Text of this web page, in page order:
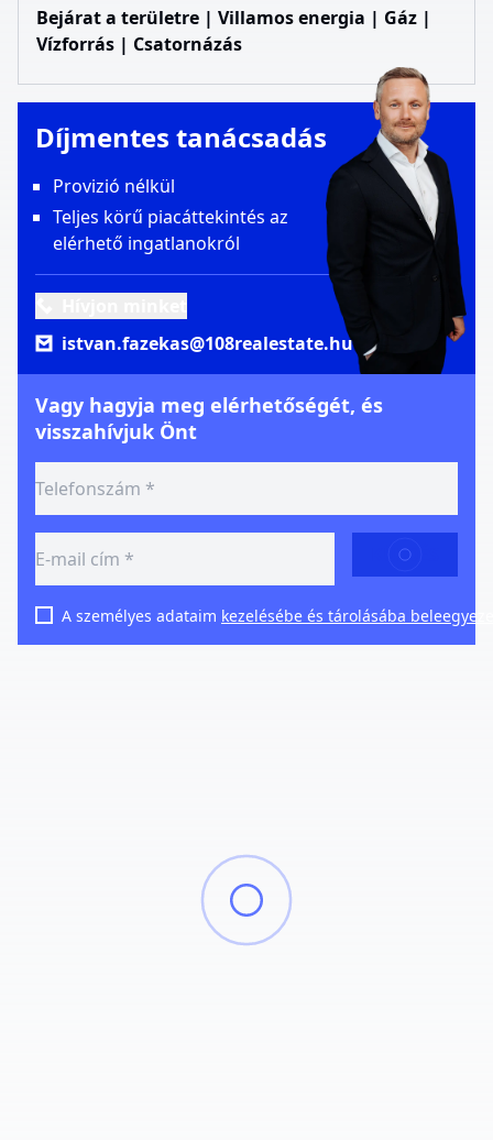
Bejárat a területre | Villamos energia | Gáz |
Vízforrás | Csatornázás
Díjmentes tanácsadás
Provizió nélkül
Teljes körű piacáttekintés az
elérhető ingatlanokról
istvan.fazekas@108realestate.hu
Vagy hagyja meg elérhetőségét, és
visszahívjuk Önt
KÜLDÉS
A személyes adataim kezelésébe és tárolásába